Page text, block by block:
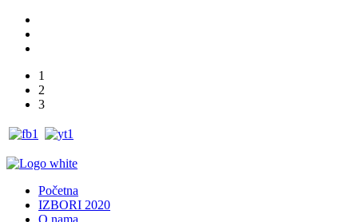
1
2
3
Početna
IZBORI 2020
O nama